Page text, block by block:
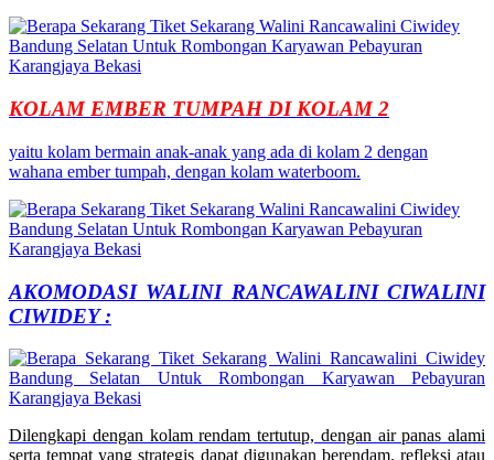
KOLAM EMBER TUMPAH DI KOLAM 2
yaitu kolam bermain anak-anak yang ada di kolam 2 dengan
wahana ember tumpah, dengan kolam waterboom.
AKOMODASI WALINI RANCAWALINI CIWALINI
CIWIDEY :
Dilengkapi dengan kolam rendam tertutup, dengan air panas alami
serta tempat yang strategis dapat digunakan berendam, refleksi atau